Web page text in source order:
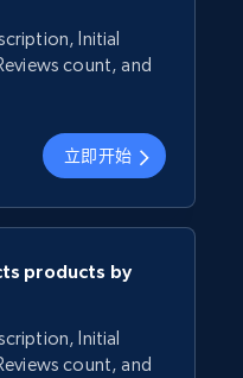
Initial
count, and
立即开始
products by
Initial
count, and